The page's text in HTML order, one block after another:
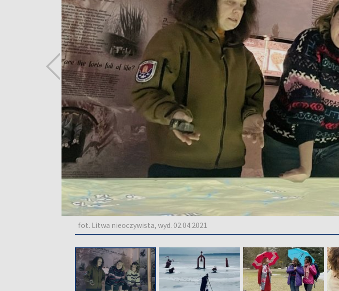
fot. Litwa nieoczywista, wyd. 02.04.2021